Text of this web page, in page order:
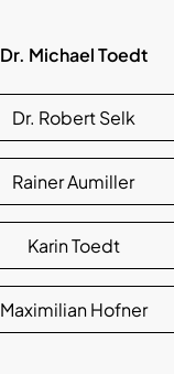
Dr. Michael Toedt
Dr. Robert Selk
Rainer Aumiller
Karin Toedt
Maximilian Hofner